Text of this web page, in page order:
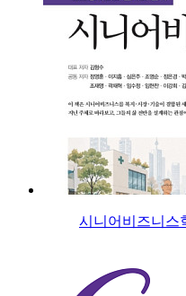
시니어비즈니스